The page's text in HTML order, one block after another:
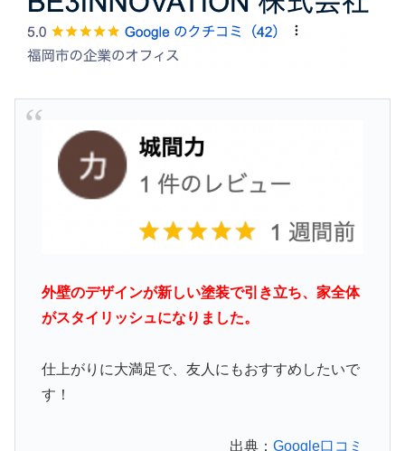
外壁のデザインが新しい塗装で引き立ち、家全体
がスタイリッシュになりました。
仕上がりに大満足で、友人にもおすすめしたいで
す！
出典：Google口コミ